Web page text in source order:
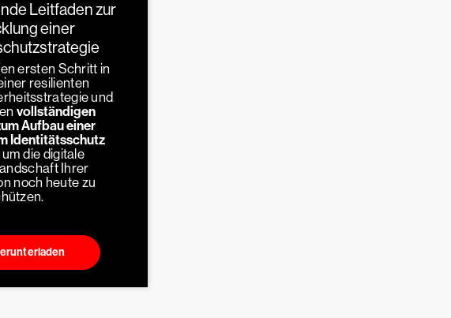
Leitfaden zur
einer
ersten Schritt in
resilienten
und
vollständigen
Aufbau einer
Identitätsschutz
die digitale
Ihrer
noch heute zu